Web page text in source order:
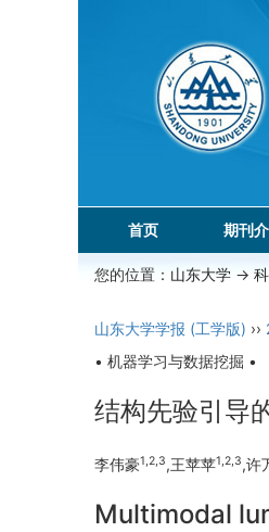
首页 期刊
您的位置： 山东大学 ->
山东大学学报 (工学版) ››
• 机器学习与数据挖掘 •
结构先验引导
李伟豪1,2,3,王苹苹1,2,3,许
Multimodal